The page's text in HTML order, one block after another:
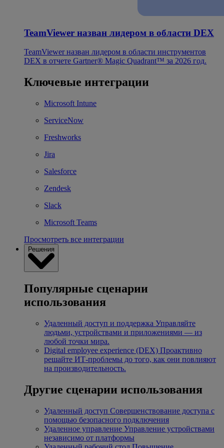
TeamViewer назван лидером в области DEX
TeamViewer назван лидером в области инструментов
DEX в отчете Gartner® Magic Quadrant™ за 2026 год.
Ключевые интеграции
Microsoft Intune
ServiceNow
Freshworks
Jira
Salesforce
Zendesk
Slack
Microsoft Teams
Просмотреть все интеграции
Решения
Популярные сценарии
использования
Удаленный доступ и поддержка Управляйте
людьми, устройствами и приложениями — из
любой точки мира.
Digital employee experience (DEX) Проактивно
решайте ИТ-проблемы до того, как они повлияют
на производительность.
Другие сценарии использования
Удаленный доступ Совершенствование доступа с
помощью безопасного подключения
Удаленное управление Управление устройствами
независимо от платформы